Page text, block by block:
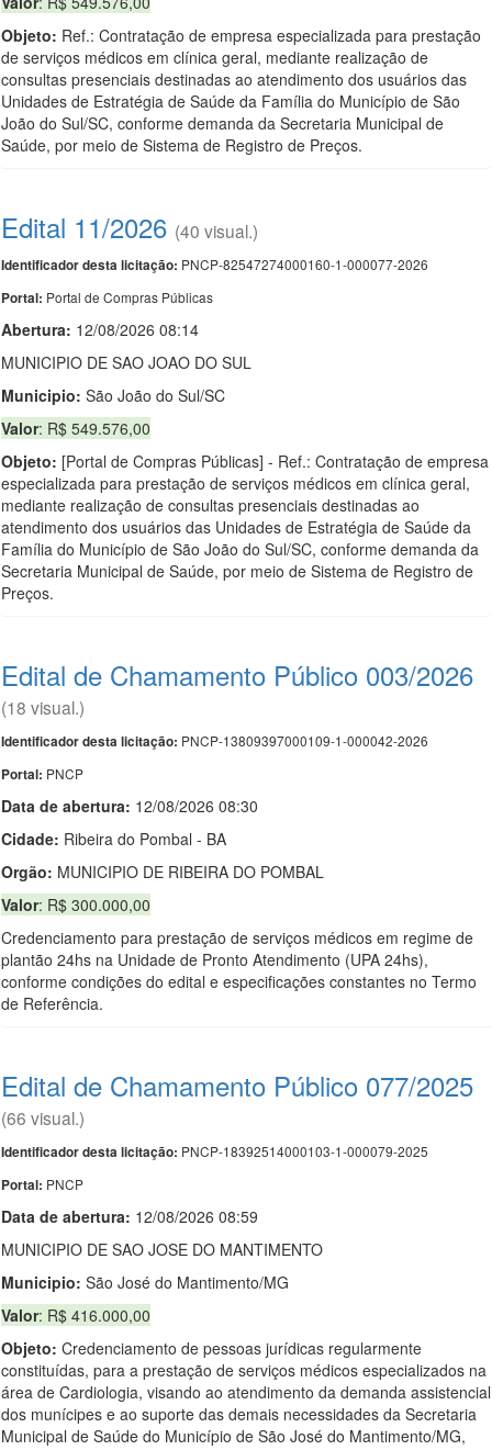
Objeto: Ref.: Contratação de empresa especializada para prestação
de serviços médicos em clínica geral, mediante realização de
consultas presenciais destinadas ao atendimento dos usuários das
Unidades de Estratégia de Saúde da Família do Município de São
João do Sul/SC, conforme demanda da Secretaria Municipal de
Saúde, por meio de Sistema de Registro de Preços.
Edital 11/2026 (40 visual.)
Identificador desta licitação: PNCP-82547274000160-1-000077-2026
Portal: Portal de Compras Públicas
Abertura: 12/08/2026 08:14
MUNICIPIO DE SAO JOAO DO SUL
Municipio: São João do Sul/SC
Valor: R$ 549.576,00
Objeto: [Portal de Compras Públicas] - Ref.: Contratação de empresa
especializada para prestação de serviços médicos em clínica geral,
mediante realização de consultas presenciais destinadas ao
atendimento dos usuários das Unidades de Estratégia de Saúde da
Família do Município de São João do Sul/SC, conforme demanda da
Secretaria Municipal de Saúde, por meio de Sistema de Registro de
Preços.
Edital de Chamamento Público 003/2026
(18 visual.)
Identificador desta licitação: PNCP-13809397000109-1-000042-2026
Portal: PNCP
Data de abertura: 12/08/2026 08:30
Cidade: Ribeira do Pombal - BA
Orgão: MUNICIPIO DE RIBEIRA DO POMBAL
Valor: R$ 300.000,00
Credenciamento para prestação de serviços médicos em regime de
plantão 24hs na Unidade de Pronto Atendimento (UPA 24hs),
conforme condições do edital e especificações constantes no Termo
de Referência.
Edital de Chamamento Público 077/2025
(66 visual.)
Identificador desta licitação: PNCP-18392514000103-1-000079-2025
Portal: PNCP
Data de abertura: 12/08/2026 08:59
MUNICIPIO DE SAO JOSE DO MANTIMENTO
Municipio: São José do Mantimento/MG
Valor: R$ 416.000,00
Objeto: Credenciamento de pessoas jurídicas regularmente
constituídas, para a prestação de serviços médicos especializados na
área de Cardiologia, visando ao atendimento da demanda assistencial
dos munícipes e ao suporte das demais necessidades da Secretaria
Municipal de Saúde do Município de São José do Mantimento/MG,